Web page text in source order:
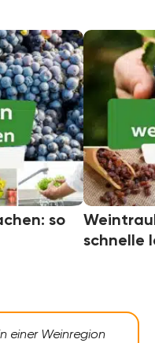
so
schnelle
einer Weinregion